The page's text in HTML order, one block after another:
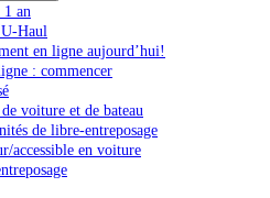
an
U-Haul
en ligne aujourd’hui!
: commencer
voiture et de bateau
de libre-entreposage
accessible en voiture